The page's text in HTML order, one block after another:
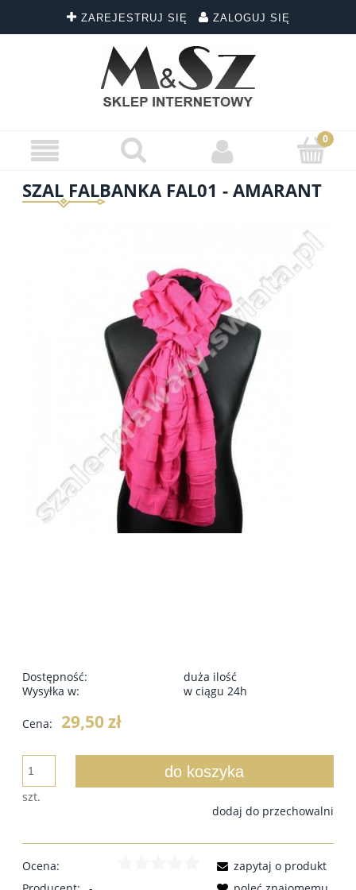
ZAREJESTRUJ SIĘ ZALOGUJ SIĘ
SZAL FALBANKA FAL01 - AMARANT
Dostępność:
duża ilość
Wysyłka w:
w ciągu 24h
Cena: 29,50 zł
szt.
do koszyka
dodaj do przechowalni
Ocena:
zapytaj o produkt